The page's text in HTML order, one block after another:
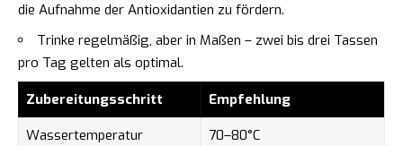
die Aufnahme der Antioxidantien zu fördern.
Trinke regelmäßig, aber in Maßen – zwei bis drei Tassen
pro Tag gelten als optimal.
Zubereitungsschritt
Empfehlung
Wassertemperatur
70–80°C